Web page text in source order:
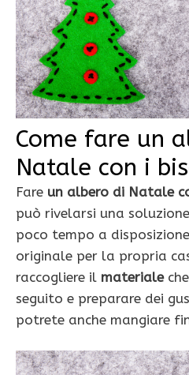
Come fare un
Natale con i
Fare un albero di Natale
può rivelarsi una
poco tempo a
originale per la propria
raccogliere il materiale
seguito e preparare dei
potrete anche mangiare